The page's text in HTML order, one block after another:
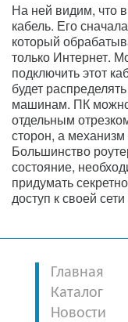
На ней видим, что
кабель. Его
который
только Интернет.
подключить этот
будет
машинам. ПК можно
отдельным
сторон, а
Большинство
состояние,
придумать
доступ к своей
Главная
Каталог
Новости